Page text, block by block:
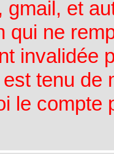
gmail, et
qui ne
invalidée
tenu de
le compte